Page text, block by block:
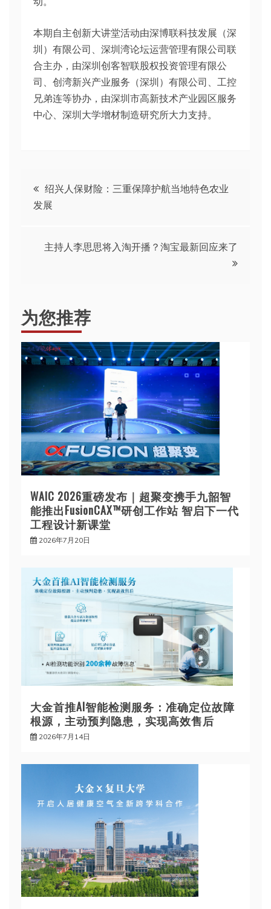
本期自主创新大讲堂活动由深博联科技发展（深
圳）有限公司、深圳湾论坛运营管理有限公司联
合主办，由深圳创客智联股权投资管理有限公
司、创湾新兴产业服务（深圳）有限公司、工控
兄弟连等协办，由深圳市高新技术产业园区服务
中心、深圳大学增材制造研究所大力支持。
文
章
绍兴人保财险：三重保障护航当地特色农业
发展
主持人李思思将入淘开播？淘宝最新回应来了
为您推荐
WAIC 2026重磅发布｜超聚变携手九韶智
能推出FusionCAX™研创工作站 智启下一代
工程设计新课堂
2026年7月20日
大金首推AI智能检测服务：准确定位故障
根源，主动预判隐患，实现高效售后
2026年7月14日